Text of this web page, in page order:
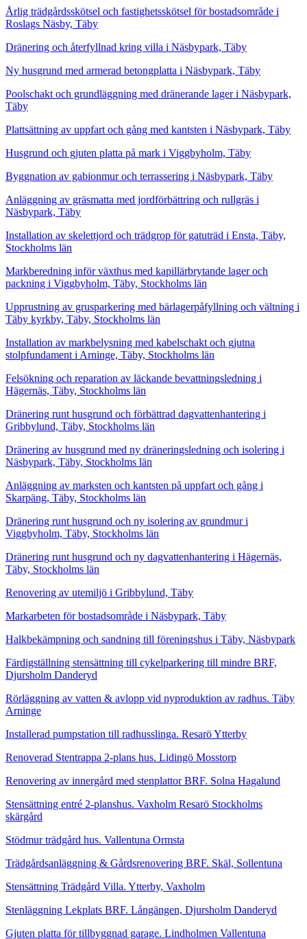
Årlig trädgårdsskötsel och fastighetsskötsel för bostadsområde i
Roslags Näsby, Täby
Dränering och återfyllnad kring villa i Näsbypark, Täby
Ny husgrund med armerad betongplatta i Näsbypark, Täby
Poolschakt och grundläggning med dränerande lager i Näsbypark,
Täby
Plattsättning av uppfart och gång med kantsten i Näsbypark, Täby
Husgrund och gjuten platta på mark i Viggbyholm, Täby
Byggnation av gabionmur och terrassering i Näsbypark, Täby
Anläggning av gräsmatta med jordförbättring och rullgräs i
Näsbypark, Täby
Installation av skelettjord och trädgrop för gatuträd i Ensta, Täby,
Stockholms län
Markberedning inför växthus med kapillärbrytande lager och
packning i Viggbyholm, Täby, Stockholms län
Upprustning av grusparkering med bärlagerpåfyllning och vältning i
Täby kyrkby, Täby, Stockholms län
Installation av markbelysning med kabelschakt och gjutna
stolpfundament i Arninge, Täby, Stockholms län
Felsökning och reparation av läckande bevattningsledning i
Hägernäs, Täby, Stockholms län
Dränering runt husgrund och förbättrad dagvattenhantering i
Gribbylund, Täby, Stockholms län
Dränering av husgrund med ny dräneringsledning och isolering i
Näsbypark, Täby, Stockholms län
Anläggning av marksten och kantsten på uppfart och gång i
Skarpäng, Täby, Stockholms län
Dränering runt husgrund och ny isolering av grundmur i
Viggbyholm, Täby, Stockholms län
Dränering runt husgrund och ny dagvattenhantering i Hägernäs,
Täby, Stockholms län
Renovering av utemiljö i Gribbylund, Täby
Markarbeten för bostadsområde i Näsbypark, Täby
Halkbekämpning och sandning till föreningshus i Täby, Näsbypark
Färdigställning stensättning till cykelparkering till mindre BRF,
Djursholm Danderyd
Rörläggning av vatten & avlopp vid nyproduktion av radhus. Täby
Arninge
Installerad pumpstation till radhusslinga. Resarö Ytterby
Renoverad Stentrappa 2-plans hus. Lidingö Mosstorp
Renovering av innergård med stenplattor BRF. Solna Hagalund
Stensättning entré 2-planshus. Vaxholm Resarö Stockholms
skärgård
Stödmur trädgård hus. Vallentuna Ormsta
Trädgårdsanläggning & Gårdsrenovering BRF. Skäl, Sollentuna
Stensättning Trädgård Villa. Ytterby, Vaxholm
Stenläggning Lekplats BRF. Långängen, Djursholm Danderyd
Gjuten platta för tillbyggnad garage. Lindholmen Vallentuna